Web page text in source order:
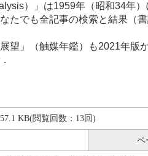
）」は1959年（昭和34年
たでも全記事の検索と結果（
望」（触媒年鑑）も2021年
KB(閲覧回数：13回)
ペ